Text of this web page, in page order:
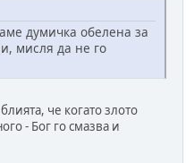
думичка обелена за
мисля да не го
че когато злото
- Бог го смазва и